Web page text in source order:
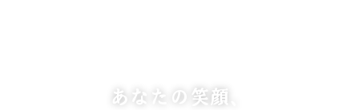
あなたの笑顔、